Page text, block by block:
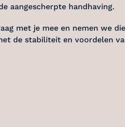
aangescherpte handhaving.
met je mee en nemen we
de stabiliteit en voordelen